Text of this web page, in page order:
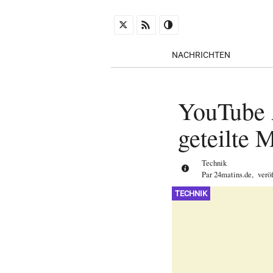
NACHRICHTEN
geteilte
Technik
Par24matins.de,
TECHNIK